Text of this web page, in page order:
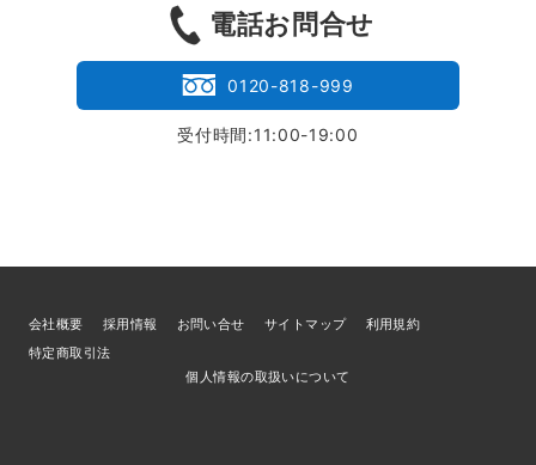
電話お問合せ
0120-818-999
受付時間:11:00-19:00
会社概要 採用情報 お問い合せ サイトマップ
利用規約
特定商取引法
個人情報の取扱いについて